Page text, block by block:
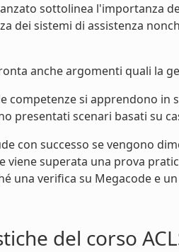
sottolinea l'importanza
dei sistemi di assistenza
anche argomenti quali la
competenze si apprendono
presentati scenari basati su
con successo se vengono
superata una prova
una verifica su Megacode e
del corso